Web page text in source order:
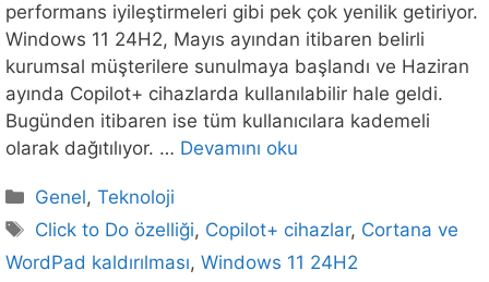
performans iyileştirmeleri gibi pek çok yenilik getiriyor.
Windows 11 24H2, Mayıs ayından itibaren belirli
kurumsal müşterilere sunulmaya başlandı ve Haziran
ayında Copilot+ cihazlarda kullanılabilir hale geldi.
Bugünden itibaren ise tüm kullanıcılara kademeli
olarak dağıtılıyor. … Devamını oku
Kategoriler
Genel,Teknoloji
Etiketler
Click to Do özelliği, Copilot+ cihazlar, Cortana ve
WordPad kaldırılması, Windows 11 24H2